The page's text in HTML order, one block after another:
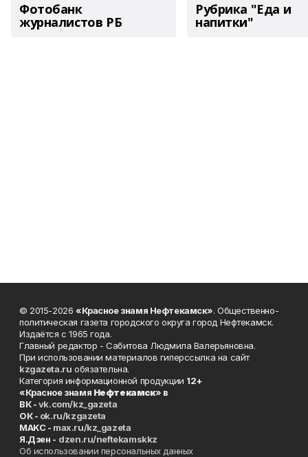
Фотобанк
журналистов РБ
Рубрика "Еда и
напитки"
© 2015-2026 «Красное знамя Нефтекамск». Общественно-
политическая газета городского округа город Нефтекамск.
Издаётся с 1965 года.
Главный редактор - Сабитова Людмила Валерьяновна.
При использовании материалов гиперссылка на сайт
kzgazeta.ru обязательна.
Категория информационной продукции 12+
«Красное знамя Нефтекамск» в
ВК -vk.com/kz_gazeta
ОК - ok.ru/kzgazeta
MAKC - max.ru/kz_gazeta
Я.Дзен - dzen.ru/neftekamskkz
Об использовании персональных данных